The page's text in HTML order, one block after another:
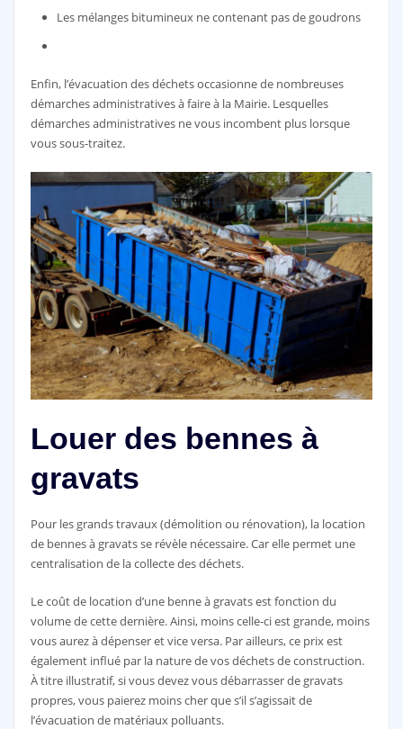
Les mélanges bitumineux ne contenant pas de goudrons
Enfin, l’évacuation des déchets occasionne de nombreuses
démarches administratives à faire à la Mairie. Lesquelles
démarches administratives ne vous incombent plus lorsque
vous sous-traitez.
Louer des bennes à
gravats
Pour les grands travaux (démolition ou rénovation), la location
de bennes à gravats se révèle nécessaire. Car elle permet une
centralisation de la collecte des déchets.
Le coût de location d’une benne à gravats est fonction du
volume de cette dernière. Ainsi, moins celle-ci est grande, moins
vous aurez à dépenser et vice versa. Par ailleurs, ce prix est
également influé par la nature de vos déchets de construction.
À titre illustratif, si vous devez vous débarrasser de gravats
propres, vous paierez moins cher que s’il s’agissait de
l’évacuation de matériaux polluants.